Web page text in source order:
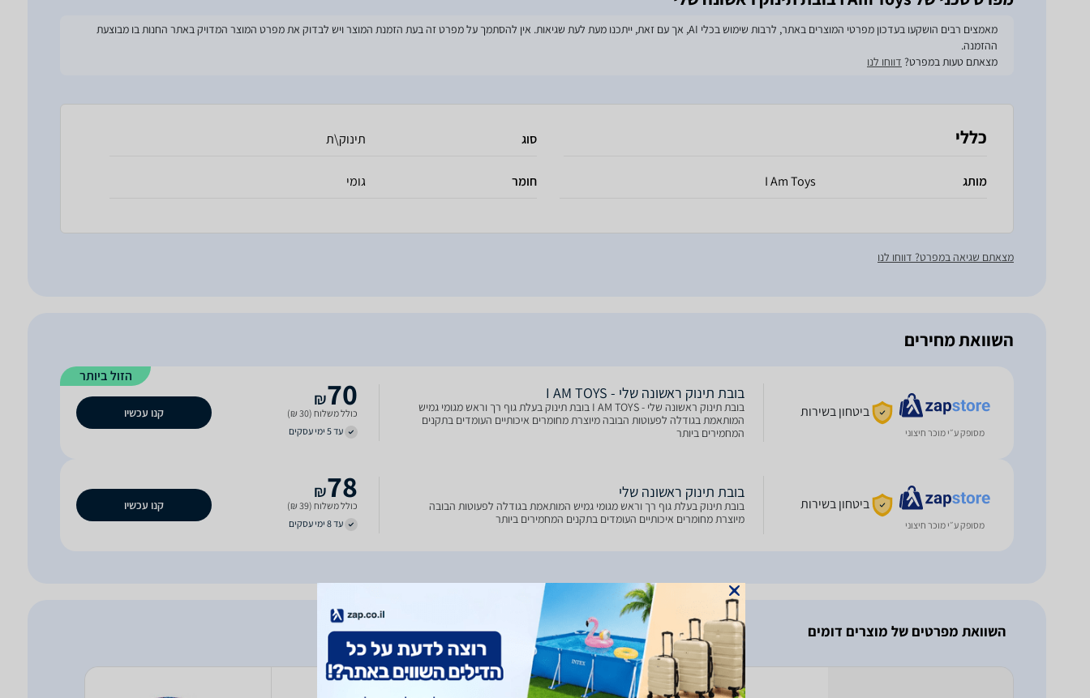
מאמצים רבים הושקעו בעדכון מפרטי המוצרים באתר, לרבות שימוש בכלי AI, אך עם זאת, ייתכנו מעת לעת שגיאות. אין להסתמך על מפרט זה בעת הזמנת המוצר ויש לבדוק את מפרט המוצר המדויק באתר החנות בו מבוצעת
ההזמנה.
מצאתם טעות במפרט? דווחו לנו
כללי
מותג I Am Toys
סוג תינוק\ת
חומר גומי
מצאתם שגיאה במפרט? דווחו לנו
השוואת מחירים
הזול ביותר
מסופק ע״י מוכר חיצוני
ביטחון בשירות
בובת תינוק ראשונה שלי - I AM TOYS
בובת תינוק ראשונה שלי - I AM TOYS בובת תינוק בעלת גוף רך וראש מגומי גמיש
המותאמת בגודלה לפעוטות הבובה מיוצרת מחומרים איכותיים העומדים בתקנים
המחמירים ביותר
70
₪
כולל משלוח (30 ₪)
עד 5 ימי עסקים
קנו עכשיו
מסופק ע״י מוכר חיצוני
ביטחון בשירות
בובת תינוק ראשונה שלי
בובת תינוק בעלת גוף רך וראש מגומי גמיש המותאמת בגודלה לפעוטות הבובה
מיוצרת מחומרים איכותיים העומדים בתקנים המחמירים ביותר
78
₪
כולל משלוח (39 ₪)
עד 8 ימי עסקים
קנו עכשיו
השוואת מפרטים של מוצרים דומים